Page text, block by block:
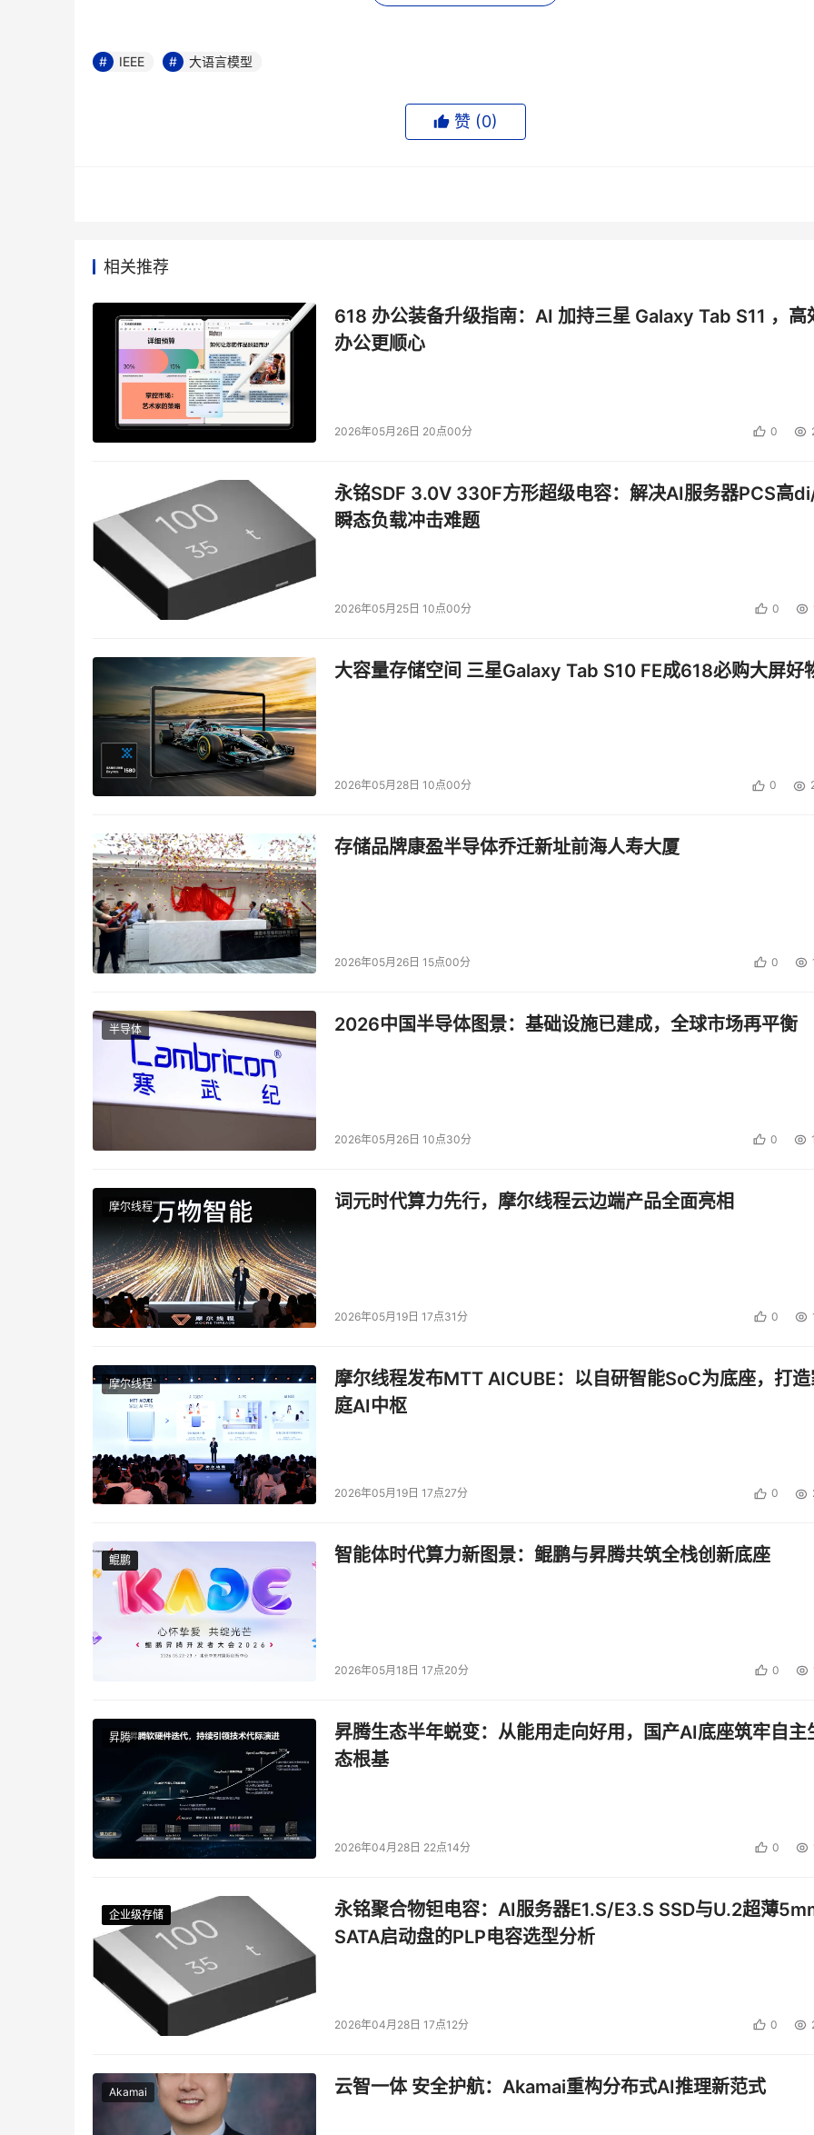
更小、更节能的人工智能系统可以用于多种应用，比如自动驾驶汽车。
Shah说：“就长期可靠性和降低功耗而言，下一代低功耗人工智能加速器对自动驾驶汽车的未来至关重要。它们能
小型人工智能存在权衡取舍
大型语言模型通常适用于多种用途。它们可以协助撰写大学论文，还能帮你构建网站。紧凑型系统可以针对特定系
进行优化。它们可以被设计成公司的聊天机器人或者自动补全计算机代码。
但是，紧凑型人工智能系统目前准确性较低，因为它们通常使用较少的数据。
Shah表示：“考虑到低功耗、更快的推理时间以及在边缘设备上运行人工智能的能力等好处，这些权衡通常是可
受的。研究人员和开发人员会继续努力提高紧凑型人工智能系统的准确性，同时保持其效率优势。”
了解更多
：EEE计算机协会最近发表了一篇关于小型语言模型的优势和挑战的深度文章。去看看吧：
https://www.computer.org/csdl/magazine/co/2024/08/10632613/1ZgY9z1BTGM
IEEE 大语言模型
赞 (0)
相关推荐
618 办公装备升级指南：AI 加持三星 Galaxy Tab S11 ，高
办公更顺心
2026年05月26日 20点00分 0
永铭SDF 3.0V 330F方形超级电容：解决AI服务器PCS高
瞬态负载冲击难题
2026年05月25日 10点00分 0
大容量存储空间 三星Galaxy Tab S10 FE成618必购大屏好
2026年05月28日 10点00分 0
存储品牌康盈半导体乔迁新址前海人寿大厦
2026年05月26日 15点00分 0
半导体 2026中国半导体图景：基础设施已建成，全球市场再平衡
2026年05月26日 10点30分 0
摩尔线程 词元时代算力先行，摩尔线程云边端产品全面亮相
2026年05月19日 17点31分 0
摩尔线程
摩尔线程发布MTT AICUBE：以自研智能SoC为底座，打
庭AI中枢
2026年05月19日 17点27分 0
鲲鹏
鲲鹏 智能体时代算力新图景：鲲鹏与昇腾共筑全栈创新底座
2026年05月18日 17点20分 0
昇腾
昇腾生态半年蜕变：从能用走向好用，国产AI底座筑牢自主
态根基
2026年04月28日 22点14分 0
企业级存储
企业级存储
企业级存储
企业级存储
永铭聚合物钽电容：AI服务器E1.S/E3.S SSD与U.2超薄
SATA启动盘的PLP电容选型分析
2026年04月28日 17点12分 0
Akamai 云智一体 安全护航：Akamai重构分布式AI推理新范式